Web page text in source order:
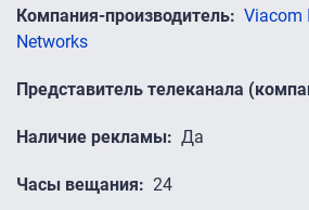
Компания-производитель
Viacom
Networks
Представитель телеканала
Наличие рекламы Да
Часы вещания 24